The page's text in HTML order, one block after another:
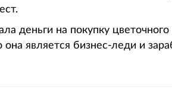
деньги на покупку цветочного
является бизнес-леди и